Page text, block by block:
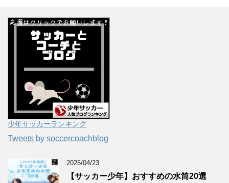
少年サッカーランキング
Tweets by soccercoachblog
2025/04/23
【サッカー少年】おすすめの水筒20選